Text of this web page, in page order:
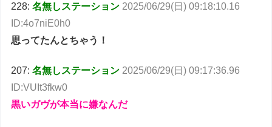
228:名無しステーション 2025/06/29(日) 09:18:10.16
ID:4o7niE0h0
思ってたんとちゃう！
207:名無しステーション 2025/06/29(日) 09:17:36.96
ID:VUIt3fkw0
黒いガヴが本当に嫌なんだ